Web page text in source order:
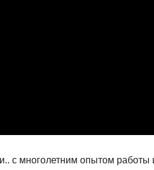
с многолетним опытом работы